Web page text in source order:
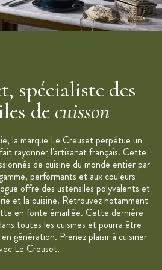
spécialiste des
de cuisson
la marque Le Creuset perpétue un
rayonner l'artisanat français. Cette
de cuisine du monde entier par
performants et aux couleurs
offre des ustensiles polyvalents et
et la cuisine. Retrouvez notamment
en fonte émaillée. Cette dernière
toutes les cuisines et pourra être
génération. Prenez plaisir à cuisiner
Le Creuset.